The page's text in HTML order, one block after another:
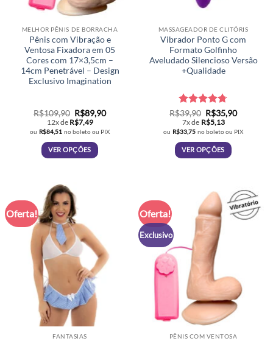
MELHOR PÊNIS DE BORRACHA
Pênis com Vibração e
Ventosa Fixadora em 05
Cores com 17×3,5cm –
14cm Penetrável – Design
Exclusivo Imagination
R$109,90 O
preço
original
era:
R$109,90.
R$89,90O
atual
é:
12x de R$7,49
ou R$84,51 no boleto ou PIX
VER OPÇÕES
tem
várias
variantes.
As
opções
podem
ser
escolhidas
na
página
do
MASSAGEADOR DE CLITÓRIS
Vibrador Ponto G com
Formato Golfinho
Aveludado Silencioso Versão
+Qualidade
Avaliação
4.67de 5
R$39,90 O
preço
original
era:
R$39,90.
R$35,90O
atual
é:
7x de R$5,13
ou R$33,75 no boleto ou PIX
VER OPÇÕES
tem
várias
variantes.
As
opções
podem
ser
escolhidas
página
do
Oferta!
FANTASIAS
Oferta!
Exclusivo
PÊNIS COM VENTOSA